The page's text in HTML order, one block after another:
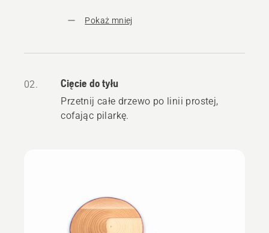
Pokaż mniej
02. Cięcie do tyłu
Przetnij całe drzewo po linii prostej,
cofając pilarkę.